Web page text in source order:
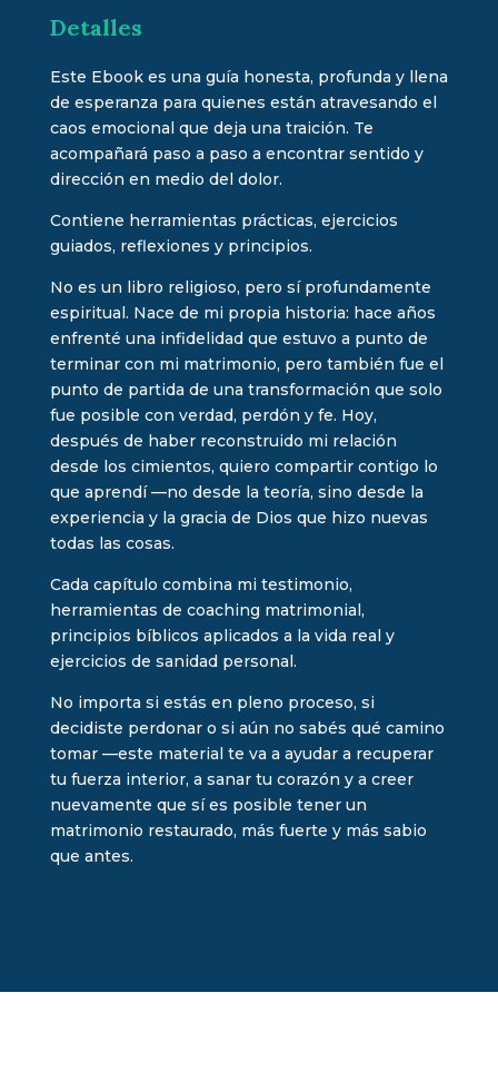
Detalles
Este Ebook es una guía honesta, profunda y llena
de esperanza para quienes están atravesando el
caos emocional que deja una traición. Te
acompañará paso a paso a encontrar sentido y
dirección en medio del dolor.
Contiene herramientas prácticas, ejercicios
guiados, reflexiones y principios.
No es un libro religioso, pero sí profundamente
espiritual. Nace de mi propia historia: hace años
enfrenté una infidelidad que estuvo a punto de
terminar con mi matrimonio, pero también fue el
punto de partida de una transformación que solo
fue posible con verdad, perdón y fe. Hoy,
después de haber reconstruido mi relación
desde los cimientos, quiero compartir contigo lo
que aprendí —no desde la teoría, sino desde la
experiencia y la gracia de Dios que hizo nuevas
todas las cosas.
Cada capítulo combina mi testimonio,
herramientas de coaching matrimonial,
principios bíblicos aplicados a la vida real y
ejercicios de sanidad personal.
No importa si estás en pleno proceso, si
decidiste perdonar o si aún no sabés qué camino
tomar —este material te va a ayudar a recuperar
tu fuerza interior, a sanar tu corazón y a creer
nuevamente que sí es posible tener un
matrimonio restaurado, más fuerte y más sabio
que antes.